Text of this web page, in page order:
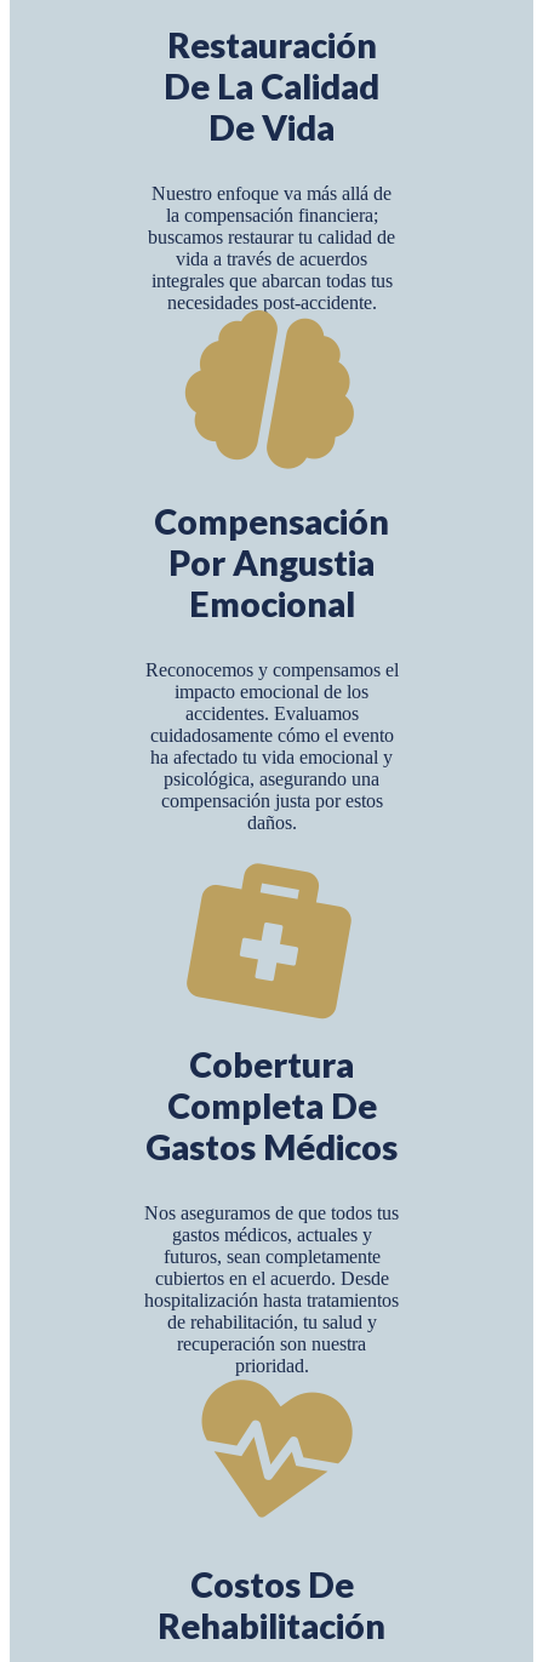
Restauración
De La Calidad
De Vida
Nuestro enfoque va más allá de
la compensación financiera;
buscamos restaurar tu calidad de
vida a través de acuerdos
integrales que abarcan todas tus
necesidades post-accidente.
Compensación
Por Angustia
Emocional
Reconocemos y compensamos el
impacto emocional de los
accidentes. Evaluamos
cuidadosamente cómo el evento
ha afectado tu vida emocional y
psicológica, asegurando una
compensación justa por estos
daños.
Cobertura
Completa De
Gastos Médicos
Nos aseguramos de que todos tus
gastos médicos, actuales y
futuros, sean completamente
cubiertos en el acuerdo. Desde
hospitalización hasta tratamientos
de rehabilitación, tu salud y
recuperación son nuestra
prioridad.
Costos De
Rehabilitación